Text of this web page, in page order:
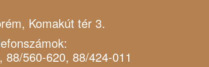
Komakút tér 3.
88/560-620, 88/424-011